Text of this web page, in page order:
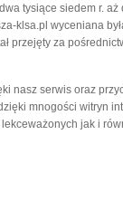
tysiące siedem r.
klsa.pl wyceniana
przejęty za
nasz serwis oraz
mnogości witryn
jak i